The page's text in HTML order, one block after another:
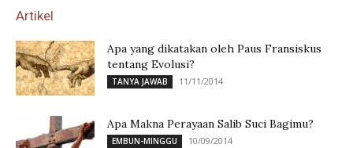
Artikel
Apa yang dikatakan oleh Paus Fransiskus
tentang Evolusi?
TANYA JAWAB 11/11/2014
Apa Makna Perayaan Salib Suci Bagimu?
EMBUN-MINGGU 10/09/2014